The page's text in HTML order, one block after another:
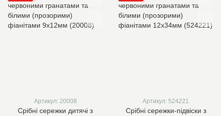
Артикул: 20008
Срібні сережки дитячі з
Артикул: 524221
Срібні сережки-підвіски з